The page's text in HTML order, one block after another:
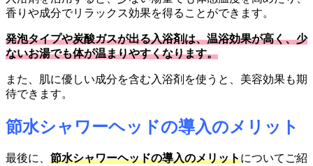
香りや成分でリラックス効果を得ることができます。
発泡タイプや炭酸ガスが出る入浴剤は、温浴効果が高く、少
ないお湯でも体が温まりやすくなります。
また、肌に優しい成分を含む入浴剤を使うと、美容効果も期
待できます。
節水シャワーヘッドの導入のメリット
最後に、 節水シャワーヘッドの導入のメリットについてご紹